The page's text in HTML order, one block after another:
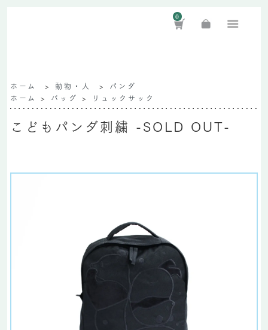
0
ホーム > 動物・人 > パンダ
ホーム > バッグ > リュックサック
こどもパンダ刺繍 -SOLD OUT-